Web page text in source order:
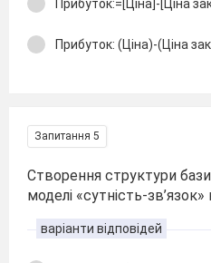
Прибуток:=[Ціна]-[Ціна
Прибуток: (Ціна)-(Ціна
Запитання 5
Створення структури бази
моделі «сутність-
варіанти відповідей